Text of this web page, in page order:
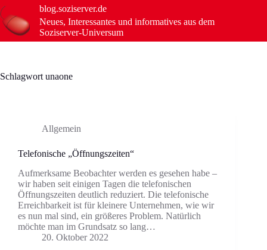
Zum
Inhalt
springen
blog.soziserver.de
Neues, Interessantes und informatives aus dem
Soziserver-Universum
Schlagwort unaone
Allgemein
Telefonische „Öffnungszeiten“
Aufmerksame Beobachter werden es gesehen habe –
wir haben seit einigen Tagen die telefonischen
Öffnungszeiten deutlich reduziert. Die telefonische
Erreichbarkeit ist für kleinere Unternehmen, wie wir
es nun mal sind, ein größeres Problem. Natürlich
möchte man im Grundsatz so lang…
20. Oktober 2022